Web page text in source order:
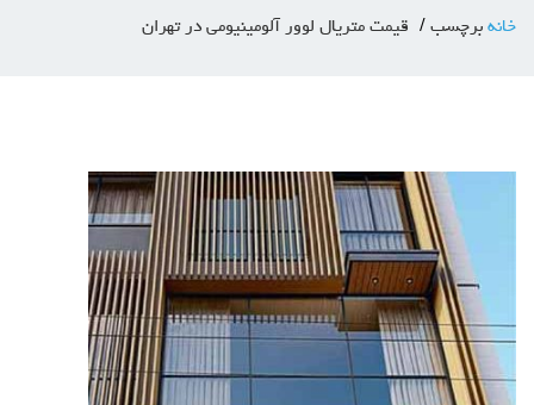
خانه برچسب قیمت متریال لوور آلومینیومی در تهران